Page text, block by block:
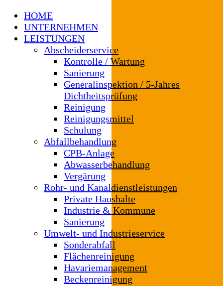
HOME
UNTERNEHMEN
LEISTUNGEN
Abscheiderservice
Kontrolle / Wartung
Sanierung
Generalinspektion / 5-Jahres
Dichtheitsprüfung
Reinigung
Reinigungsmittel
Schulung
Abfallbehandlung
CPB-Anlage
Abwasserbehandlung
Vergärung
Rohr- und Kanaldienstleistungen
Private Haushalte
Industrie & Kommune
Sanierung
Umwelt- und Industrieservice
Sonderabfall
Flächenreinigung
Havariemanagement
Beckenreinigung